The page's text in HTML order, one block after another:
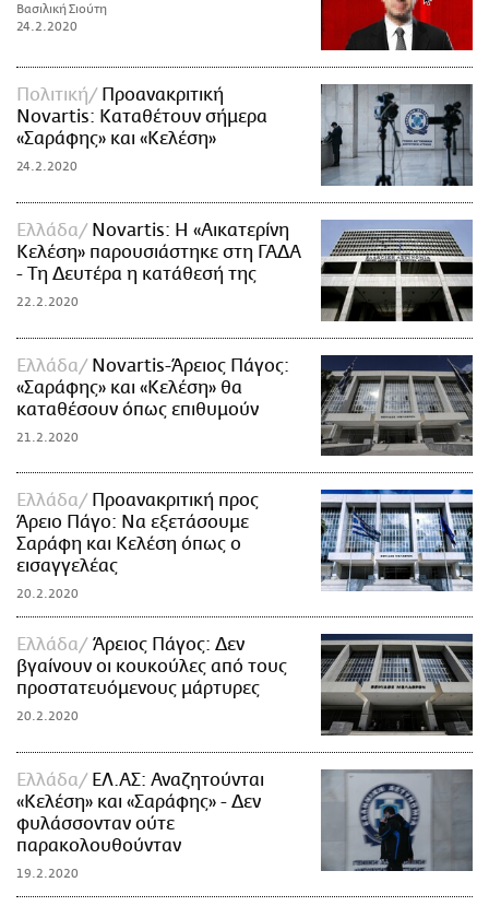
Βασιλική Σιούτη
24.2.2020
Πολιτική
Προανακριτική
Novartis: Καταθέτουν σήμερα
«Σαράφης» και «Κελέση»
24.2.2020
Ελλάδα
Novartis: Η «Αικατερίνη
Κελέση» παρουσιάστηκε στη ΓΑΔΑ
- Τη Δευτέρα η κατάθεσή της
22.2.2020
Ελλάδα
Novartis-Άρειος Πάγος:
«Σαράφης» και «Κελέση» θα
καταθέσουν όπως επιθυμούν
21.2.2020
Ελλάδα
Προανακριτική προς
Άρειο Πάγο: Να εξετάσουμε
Σαράφη και Κελέση όπως ο
εισαγγελέας
20.2.2020
Ελλάδα
Άρειος Πάγος: Δεν
βγαίνουν οι κουκούλες από τους
προστατευόμενους μάρτυρες
20.2.2020
Ελλάδα
ΕΛ.ΑΣ: Αναζητούνται
«Κελέση» και «Σαράφης» - Δεν
φυλάσσονταν ούτε
παρακολουθούνταν
19.2.2020